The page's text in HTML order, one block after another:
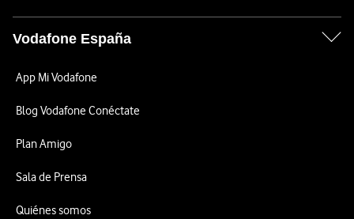
Vodafone España
App Mi Vodafone
Blog Vodafone Conéctate
Plan Amigo
Sala de Prensa
Quiénes somos